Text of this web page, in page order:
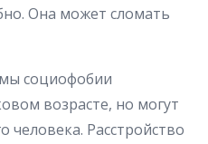
Она может сломать
социофобии
возрасте, но могут
человека. Расстройство